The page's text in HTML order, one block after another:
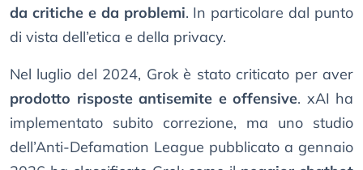
da critiche e da problemi. In particolare dal punto
di vista dell’etica e della privacy.
Nel luglio del 2024, Grok è stato criticato per aver
prodotto risposte antisemite e offensive. xAI ha
implementato subito correzione, ma uno studio
dell’Anti-Defamation League pubblicato a gennaio